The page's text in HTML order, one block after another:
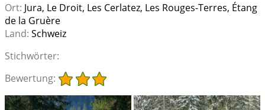
Ort: Jura, Le Droit, Les Cerlatez, Les Rouges-Terres, Étang
de la Gruère
Land: Schweiz
Stichwörter:
Bewertung: